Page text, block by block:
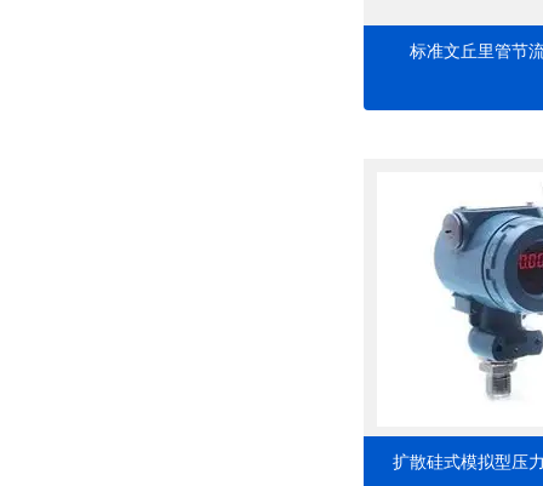
标准文丘里管节
扩散硅式模拟型压